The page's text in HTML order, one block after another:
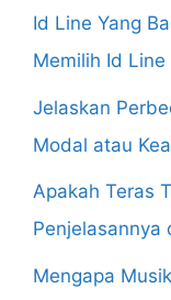
Id Line Yang
Memilih Id
Jelaskan
Modal atau
Apakah Teras
Penjelasannya
Mengapa